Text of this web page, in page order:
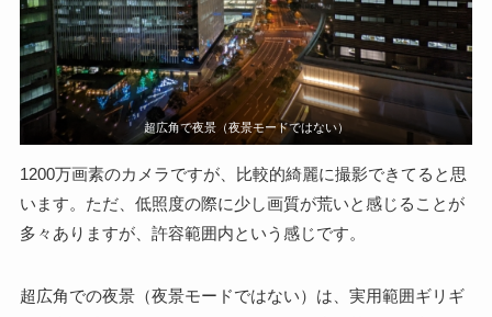
超広角で夜景（夜景モードではない）
1200万画素のカメラですが、比較的綺麗に撮影できてると思
います。ただ、低照度の際に少し画質が荒いと感じることが
多々ありますが、許容範囲内という感じです。
超広角での夜景（夜景モードではない）は、実用範囲ギリギ